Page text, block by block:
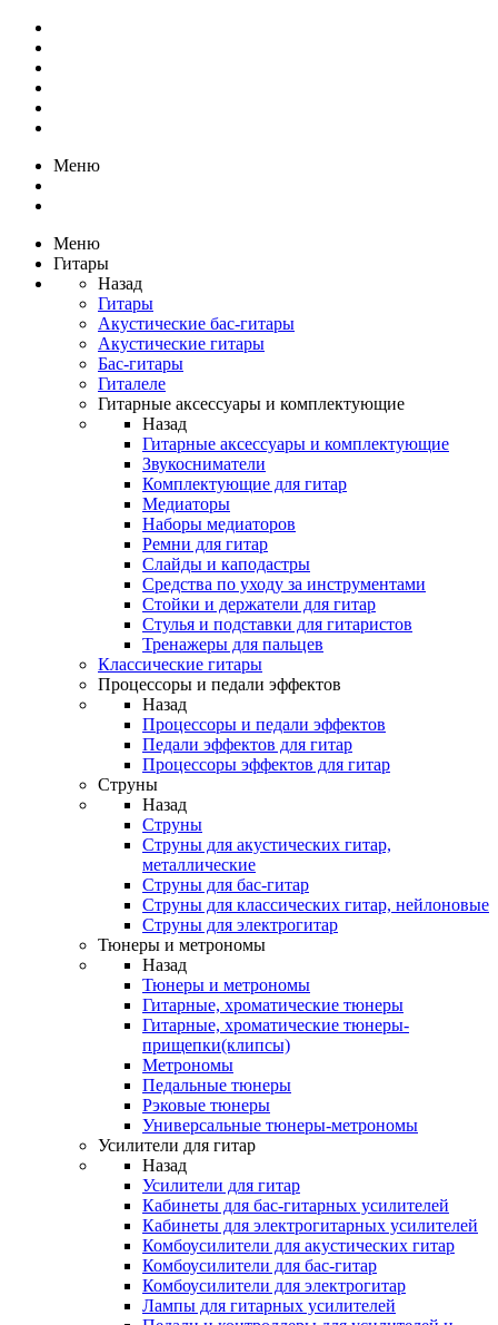
Меню
Меню
Гитары
Назад
Гитары
Акустические бас-гитары
Акустические гитары
Бас-гитары
Гиталеле
Гитарные аксессуары и комплектующие
Назад
Гитарные аксессуары и комплектующие
Звукосниматели
Комплектующие для гитар
Медиаторы
Наборы медиаторов
Ремни для гитар
Слайды и каподастры
Средства по уходу за инструментами
Стойки и держатели для гитар
Стулья и подставки для гитаристов
Тренажеры для пальцев
Классические гитары
Процессоры и педали эффектов
Назад
Процессоры и педали эффектов
Педали эффектов для гитар
Процессоры эффектов для гитар
Струны
Назад
Струны
Струны для акустических гитар,
металлические
Струны для бас-гитар
Струны для классических гитар, нейлоновые
Струны для электрогитар
Тюнеры и метрономы
Назад
Тюнеры и метрономы
Гитарные, хроматические тюнеры
Гитарные, хроматические тюнеры-
прищепки(клипсы)
Метрономы
Педальные тюнеры
Рэковые тюнеры
Универсальные тюнеры-метрономы
Усилители для гитар
Назад
Усилители для гитар
Кабинеты для бас-гитарных усилителей
Кабинеты для электрогитарных усилителей
Комбоусилители для акустических гитар
Комбоусилители для бас-гитар
Комбоусилители для электрогитар
Лампы для гитарных усилителей